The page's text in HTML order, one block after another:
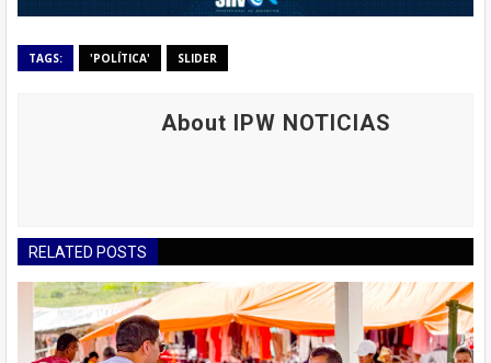
TAGS: 'POLÍTICA' SLIDER
About IPW NOTICIAS
RELATED POSTS